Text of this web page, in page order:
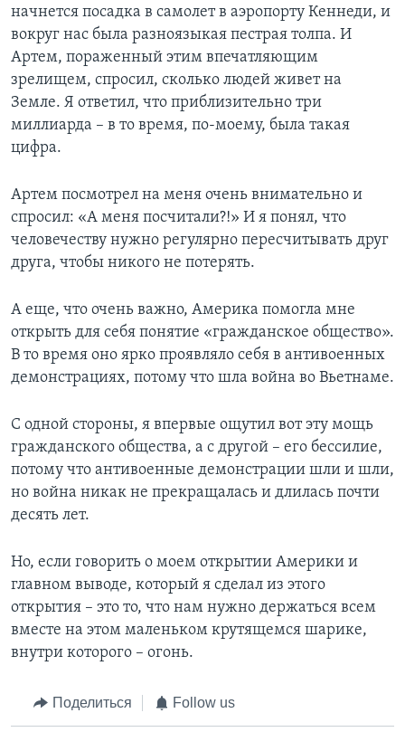
начнется посадка в самолет в аэропорту Кеннеди, и
вокруг нас была разноязыкая пестрая толпа. И
Артем, пораженный этим впечатляющим
зрелищем, спросил, сколько людей живет на
Земле. Я ответил, что приблизительно три
миллиарда – в то время, по-моему, была такая
цифра.
Артем посмотрел на меня очень внимательно и
спросил: «А меня посчитали?!» И я понял, что
человечеству нужно регулярно пересчитывать друг
друга, чтобы никого не потерять.
А еще, что очень важно, Америка помогла мне
открыть для себя понятие «гражданское общество».
В то время оно ярко проявляло себя в антивоенных
демонстрациях, потому что шла война во Вьетнаме.
С одной стороны, я впервые ощутил вот эту мощь
гражданского общества, а с другой – его бессилие,
потому что антивоенные демонстрации шли и шли,
но война никак не прекращалась и длилась почти
десять лет.
Но, если говорить о моем открытии Америки и
главном выводе, который я сделал из этого
открытия – это то, что нам нужно держаться всем
вместе на этом маленьком крутящемся шарике,
внутри которого – огонь.
Поделиться Follow us